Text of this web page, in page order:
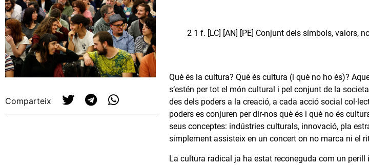
Comparteix
2 1 f. [LC] [AN] [PE] Conjunt dels símbols, valors,
Què és la cultura? Què és cultura (i què no ho és)?
s’estén per tot el món cultural i pel conjunt de la
des dels poders a la creació, a cada acció social
poders es conjuren per dir-nos què és i què no és
seus conceptes: indústries culturals, innovació, pla
simplement assisteix en un concert on no marca ni el
La cultura radical ja ha estat reconeguda com un